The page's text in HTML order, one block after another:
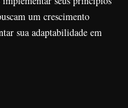
um crescimento
sua adaptabilidade em